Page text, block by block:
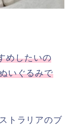
めしたいの
いぐるみで
トラリアのブ